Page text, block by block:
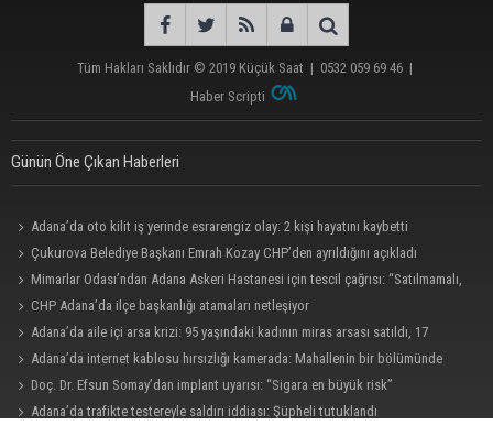
Tüm Hakları Saklıdır © 2019 Küçük Saat | 0532 059 69 46 |
Haber Scripti
Günün Öne Çıkan Haberleri
Adana’da oto kilit iş yerinde esrarengiz olay: 2 kişi hayatını kaybetti
Çukurova Belediye Başkanı Emrah Kozay CHP’den ayrıldığını açıkladı
Mimarlar Odası’ndan Adana Askeri Hastanesi için tescil çağrısı: “Satılmamalı,
amaç dışı kullanılmamalı”
CHP Adana’da ilçe başkanlığı atamaları netleşiyor
Adana’da aile içi arsa krizi: 95 yaşındaki kadının miras arsası satıldı, 17
milyonun 13 milyonu harcandı
Adana’da internet kablosu hırsızlığı kamerada: Mahallenin bir bölümünde
internet erişimi kesildi
Doç. Dr. Efsun Somay’dan implant uyarısı: “Sigara en büyük risk”
Adana’da trafikte testereyle saldırı iddiası: Şüpheli tutuklandı